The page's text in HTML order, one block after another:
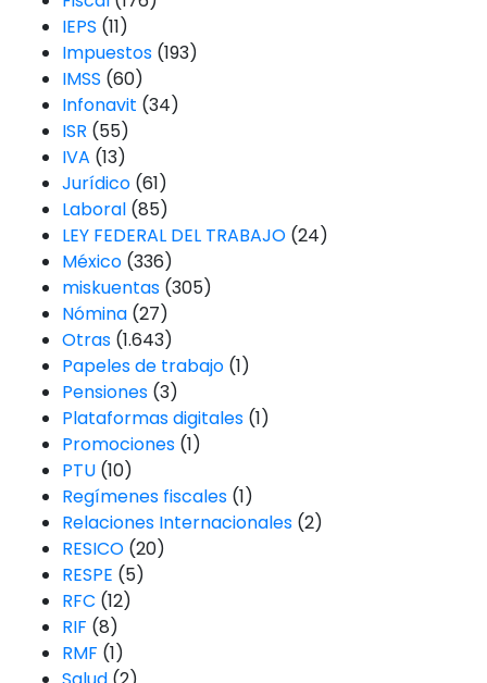
IEPS (11)
Impuestos(193)
IMSS (60)
Infonavit (34)
ISR (55)
IVA (13)
Jurídico(61)
Laboral(85)
LEY FEDERAL DEL TRABAJO(24)
México(336)
miskuentas(305)
Nómina(27)
Otras(1.643)
Papeles de trabajo(1)
Pensiones(3)
Plataformas digitales(1)
Promociones(1)
PTU(10)
Regímenes fiscales(1)
Relaciones Internacionales(2)
RESICO(20)
RESPE (5)
RFC (12)
RIF (8)
RMF (1)